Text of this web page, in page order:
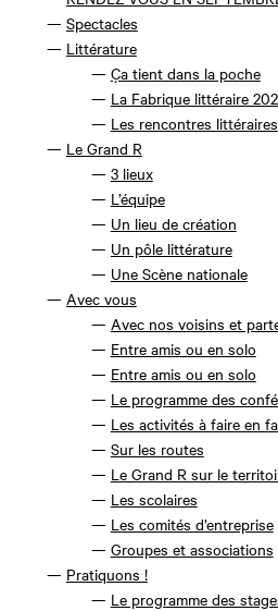
Spectacles
Littérature
Ça tient dans la poche
La Fabrique littéraire
Les rencontres littéraires
Le Grand R
3 lieux
L’équipe
Un lieu de création
Un pôle littérature
Une Scène nationale
Avec vous
Avec nos voisins et
Entre amis ou en solo
Entre amis ou en solo
Le programme des
Les activités à faire en
Sur les routes
Le Grand R sur le
Les scolaires
Les comités d’entreprise
Groupes et associations
Pratiquons !
Le programme des